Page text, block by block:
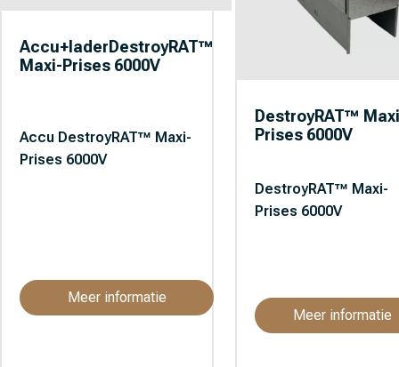
Accu+laderDestroyRAT™
Maxi-Prises 6000V
Accu DestroyRAT™ Maxi-
Prises 6000V
Meer informatie
DestroyRAT™
Prises 6000V
DestroyRAT™ Maxi-
Prises 6000V
Meer informatie